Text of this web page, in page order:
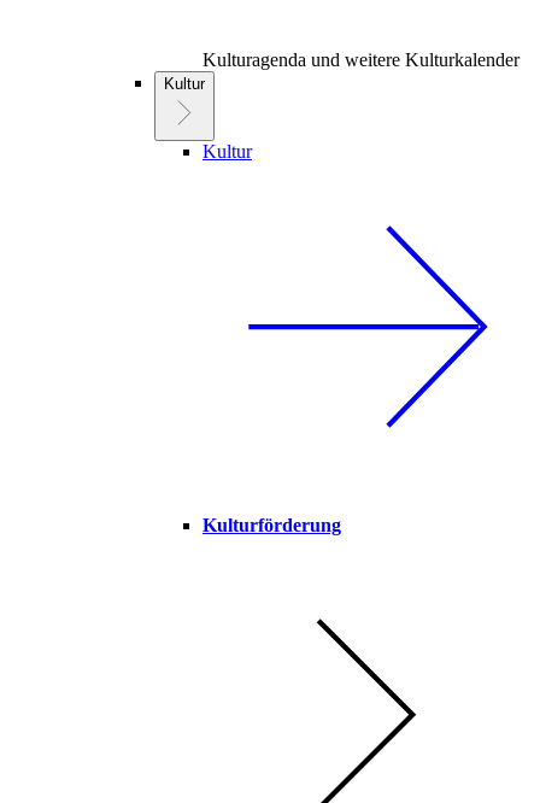
Kulturagenda und weitere Kulturkalender
Kultur
Kultur
Kulturförderung